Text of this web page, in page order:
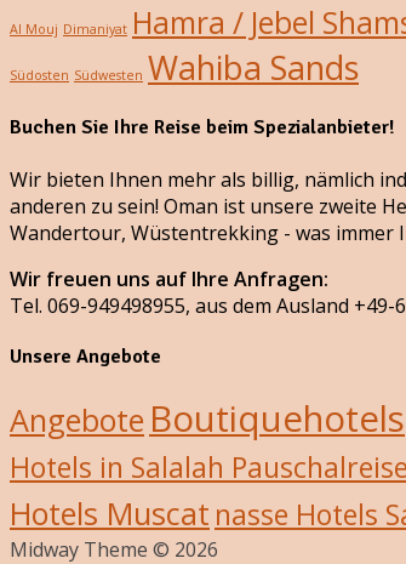
Al Mouj Dimaniyat Hamra / Jebel
Südosten Südwesten Wahiba Sands
Buchen Sie Ihre Reise beim Spezialanbieter!
Wir bieten Ihnen mehr als billig, nämlich
anderen zu sein! Oman ist unsere zweite
Wandertour, Wüstentrekking - was immer
Wir freuen uns auf Ihre Anfragen:
Tel. 069-949498955, aus dem Ausland
Unsere Angebote
Angebote Boutiquehotels
Hotels in Salalah Pauschalreise
Hotels Muscat nasse Hotels
Midway Theme © 2026